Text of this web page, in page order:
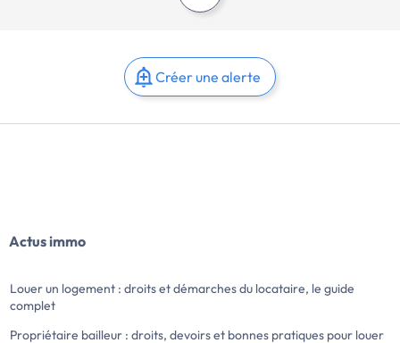
Créer une alerte
Actus immo
Louer un logement : droits et démarches du locataire, le guide
complet
Propriétaire bailleur : droits, devoirs et bonnes pratiques pour louer